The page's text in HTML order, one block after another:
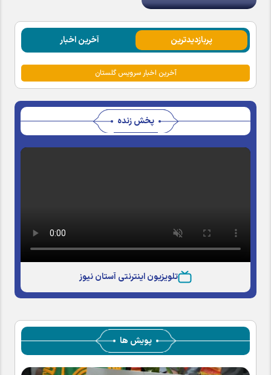
پربازدیدترین آخرین اخبار
آخرین اخبار سرویس گلستان
پخش زنده
تلویزیون اینترنتی آستان نیوز
پویش ها